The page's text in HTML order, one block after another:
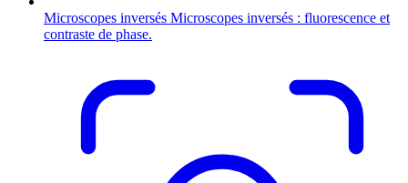
Microscopes inversés Microscopes inversés : fluorescence et
contraste de phase.